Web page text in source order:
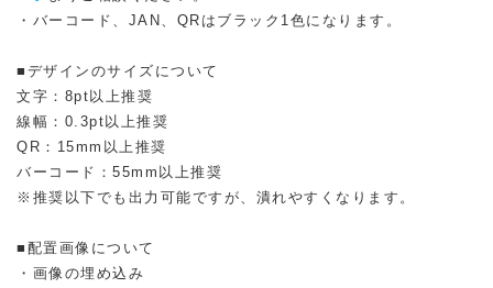
・バーコード、JAN、QRはブラック1色になります。
■デザインのサイズについて
文字：8pt以上推奨
線幅：0.3pt以上推奨
QR：15mm以上推奨
バーコード：55mm以上推奨
※推奨以下でも出力可能ですが、潰れやすくなります。
■配置画像について
・画像の埋め込み